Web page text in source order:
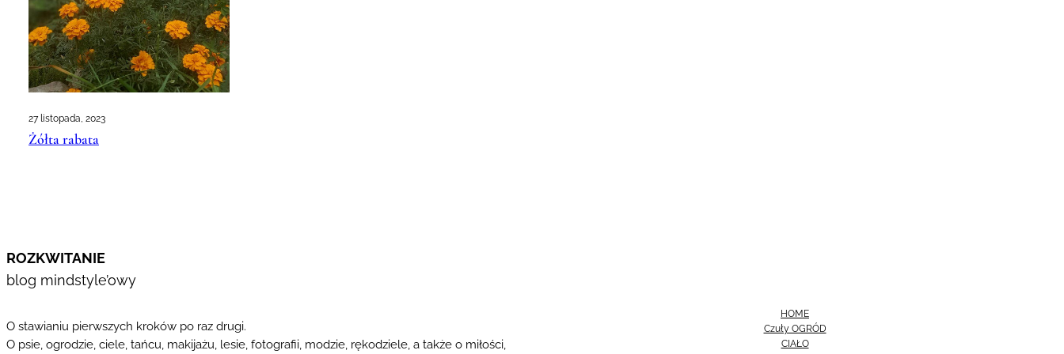
27 listopada, 2023
Żółta rabata
ROZKWITANIE
blog mindstyle’owy
O stawianiu pierwszych kroków po raz drugi.
O psie, ogrodzie, ciele, tańcu, makijażu, lesie, fotografii, modzie, rękodziele, a także o miłości,
HOME
Czuły OGRÓD
CIAŁO